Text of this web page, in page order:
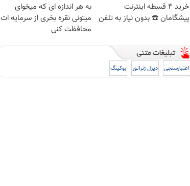
خرید 4 قسطه اینترنت
پیشگامان ☎️ بدون نیاز به تلفن
به هر اندازه ای که میخوای
میتونی نقره بخری از سرمایه ات
محافظت کنی
اعتبارسنجی دیزل ژنراتور بوکینگ